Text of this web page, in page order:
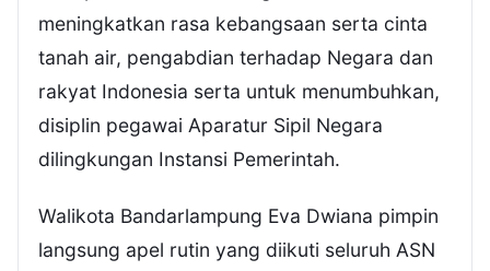
meningkatkan rasa kebangsaan serta cinta
tanah air, pengabdian terhadap Negara dan
rakyat Indonesia serta untuk menumbuhkan,
disiplin pegawai Aparatur Sipil Negara
dilingkungan Instansi Pemerintah.
Walikota Bandarlampung Eva Dwiana pimpin
langsung apel rutin yang diikuti seluruh ASN